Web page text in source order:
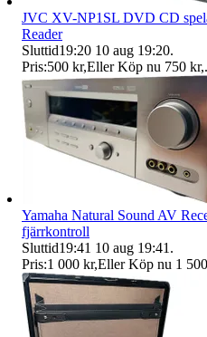
JVC XV-NP1SL DVD CD
Reader
Sluttid19:20 10 aug 19:20.
Pris:500 kr,Eller Köp nu 750 kr,.
Yamaha Natural Sound AV
fjärrkontroll
Sluttid19:41 10 aug 19:41 .
Pris:1 000 kr,Eller Köp nu 1